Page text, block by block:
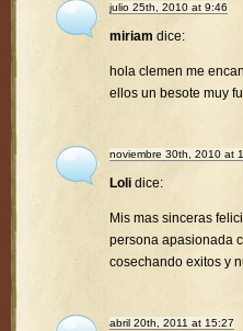
julio 25th, 2010 at 9:46
miriam dice:
hola clemen me
ellos un besote muy
noviembre 30th, 2010 at
Loli dice:
Mis mas sinceras
persona apasionada
cosechando exitos y
abril 20th, 2011 at 15:27